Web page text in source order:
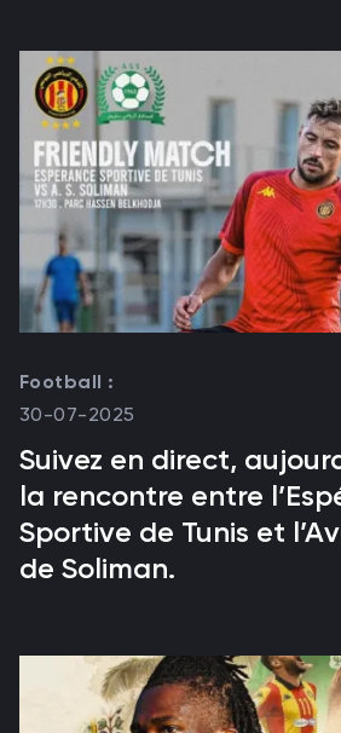
Football :
30-07-2025
Suivez en direct,
la rencontre entre
Sportive de Tunis et
de Soliman.